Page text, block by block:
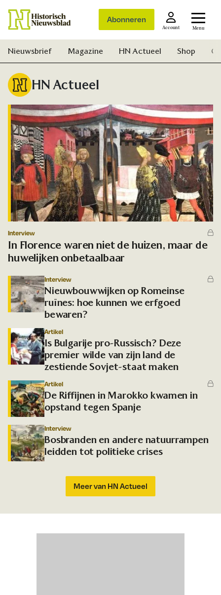
Abonneren
Account Menu
Zoek
Nieuwsbrief Magazine HN Actueel Shop
HN Actueel
Interview
In Florence waren niet de huizen, maar de
huwelijken onbetaalbaar
Interview
Nieuwbouwwijken op Romeinse
ruïnes: hoe kunnen we erfgoed
bewaren?
Artikel
Is Bulgarije pro-Russisch? Deze
premier wilde van zijn land de
zestiende Sovjet-staat maken
Artikel
De Riffijnen in Marokko kwamen in
opstand tegen Spanje
Interview
Bosbranden en andere natuurrampen
leidden tot politieke crises
Meer van HN Actueel